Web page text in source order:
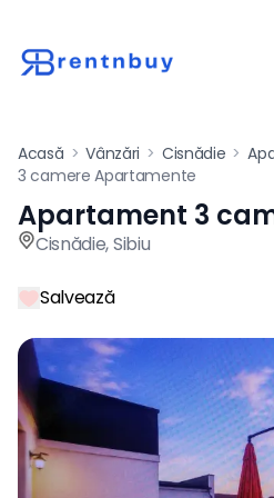
Acasă > Vânzări > Cisnădie >
3 camere Apartamente
Apartament
Apartament 3
Cisnădie,Sibiu
Salvează